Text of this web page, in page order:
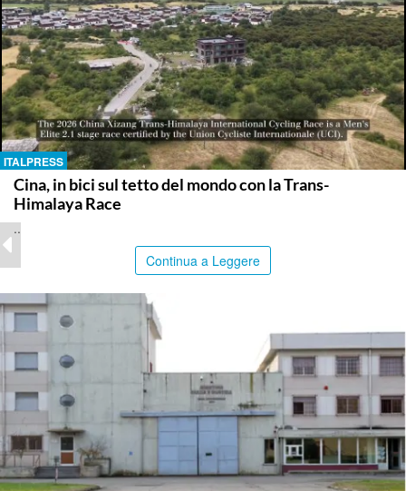
ITALPRESS
Cina, in bici sul tetto del mondo con la Trans-
Himalaya Race
..
Continua a Leggere